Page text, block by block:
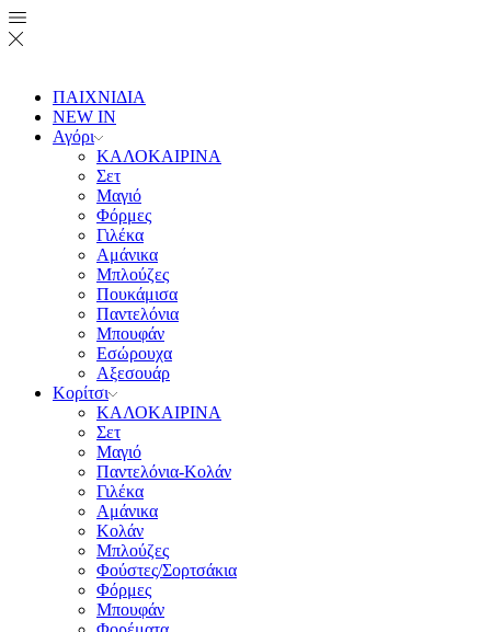
ΠΑΙΧΝΙΔΙΑ
NEW IN
Αγόρι
ΚΑΛΟΚΑΙΡΙΝΑ
Σετ
Μαγιό
Φόρμες
Γιλέκα
Αμάνικα
Μπλούζες
Πουκάμισα
Παντελόνια
Μπουφάν
Εσώρουχα
Αξεσουάρ
Κορίτσι
ΚΑΛΟΚΑΙΡΙΝΑ
Σετ
Μαγιό
Παντελόνια-Κολάν
Γιλέκα
Αμάνικα
Κολάν
Μπλούζες
Φούστες/Σορτσάκια
Φόρμες
Μπουφάν